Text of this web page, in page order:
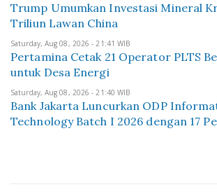
Trump Umumkan Investasi Mineral
Triliun Lawan China
Saturday, Aug 08, 2026 - 21:41 WIB
Pertamina Cetak 21 Operator PLTS
untuk Desa Energi
Saturday, Aug 08, 2026 - 21:40 WIB
Bank Jakarta Luncurkan ODP
Technology Batch I 2026 dengan 17